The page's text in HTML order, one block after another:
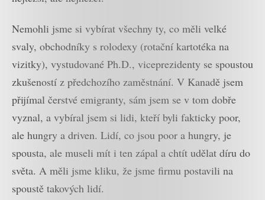
Nemohli jsme si vybírat všechny ty, co měli velké
svaly, obchodníky s rolodexy (rotační kartotéka na
vizitky), vystudované Ph.D., viceprezidenty se spoustou
zkušeností z předchozího zaměstnání. V Kanadě jsem
přijímal čerstvé emigranty, sám jsem se v tom dobře
vyznal, a vybíral jsem si lidi, kteří byli fakticky poor,
ale hungry a driven. Lidí, co jsou poor a hungry, je
spousta, ale museli mít i ten zápal a chtít udělat díru do
světa. A měli jsme kliku, že jsme firmu postavili na
spoustě takových lidí.